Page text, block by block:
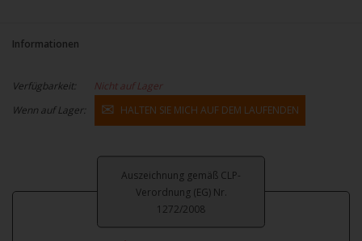
Informationen
Verfügbarkeit:
Nicht auf Lager
Wenn auf Lager:
HALTEN SIE MICH AUF DEM LAUFENDEN
Auszeichnung gemäß CLP-
Verordnung (EG) Nr.
1272/2008